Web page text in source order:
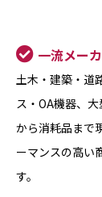
一流メー
土木・建築・道
ス・OA機器、
から消耗品まで
ーマンスの高い
す。